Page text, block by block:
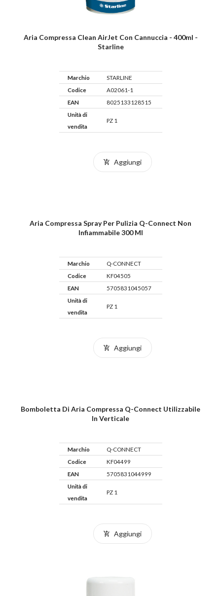
Aria Compressa Clean AirJet Con Cannuccia - 400ml -
Starline
Marchio
STARLINE
Codice
A02061-1
EAN
8025133128515
Unità di
vendita
PZ 1
Aggiungi
Aria Compressa Spray Per Pulizia Q-Connect Non
Infiammabile 300 Ml
Marchio
Q-CONNECT
Codice
KF04505
EAN
5705831045057
Unità di
vendita
PZ 1
Aggiungi
Bomboletta Di Aria Compressa Q-Connect Utilizzabile
In Verticale
Marchio
Q-CONNECT
Codice
KF04499
EAN
5705831044999
Unità di
vendita
PZ 1
Aggiungi